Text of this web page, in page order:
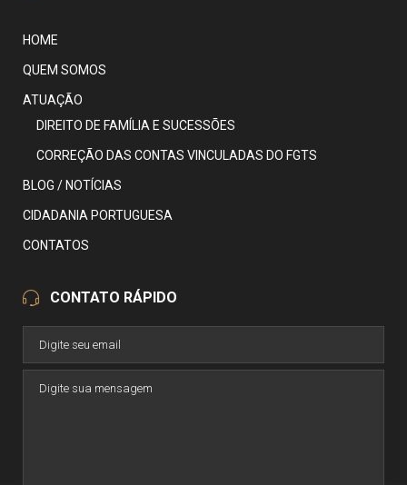
HOME
QUEM SOMOS
ATUAÇÃO
DIREITO DE FAMÍLIA E SUCESSÕES
CORREÇÃO DAS CONTAS VINCULADAS DO FGTS
BLOG / NOTÍCIAS
CIDADANIA PORTUGUESA
CONTATOS
CONTATO RÁPIDO